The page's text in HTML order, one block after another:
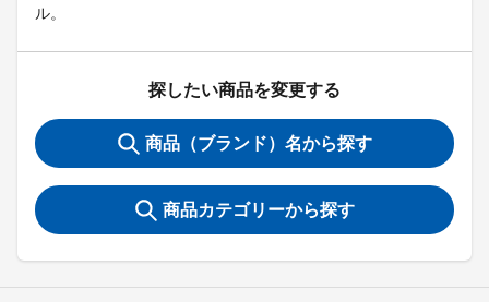
ル。
探したい商品を変更する
商品（ブランド）名から探す
商品カテゴリーから探す